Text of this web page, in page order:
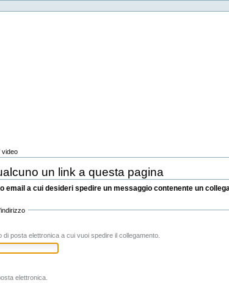
video
un link a questa pagina
email a cui desideri spedire un messaggio contenente un
di posta elettronica a cui vuoi spedire il collegamento.
elettronica.